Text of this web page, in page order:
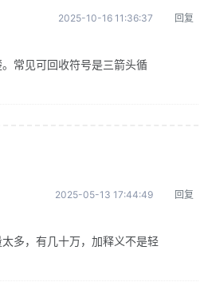
2025-10-16 11:36:37 回复
常见可回收符号是三箭头循
2025-05-13 17:44:49 回复
多，有几十万，加释义不是轻